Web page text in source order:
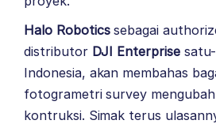
Halo Roboticssebagai
distributor DJI Enterprisesatu-
Indonesia, akan membahas
fotogrametri survey mengubah
kontruksi. Simak terus